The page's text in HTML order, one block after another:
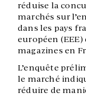
réduise la
marchés sur
dans les pays
européen
magazines en
L’enquête
le marché
réduire de